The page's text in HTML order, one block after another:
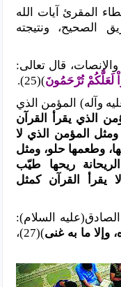
آيات الله
الصحيح، ونتيجته
قال تعالى:
لَعَلَّكُمْ تُرْحَمُونَ)(25).
وآله) المؤمن الذي
الذي يقرأ القرآن
المؤمن الذي لا
وطعمها حلو، ومثل
ريحها طيّب
يقرأ القرآن كمثل
السلام):
وإلا ما به غنى
)(27)،